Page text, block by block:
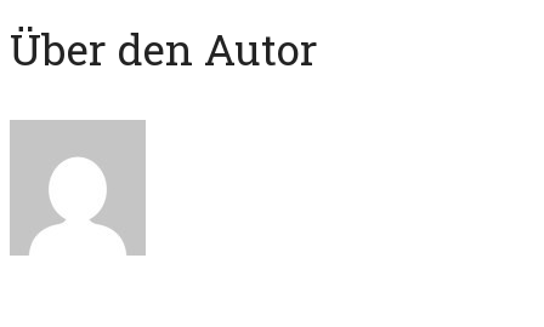
Über den Autor